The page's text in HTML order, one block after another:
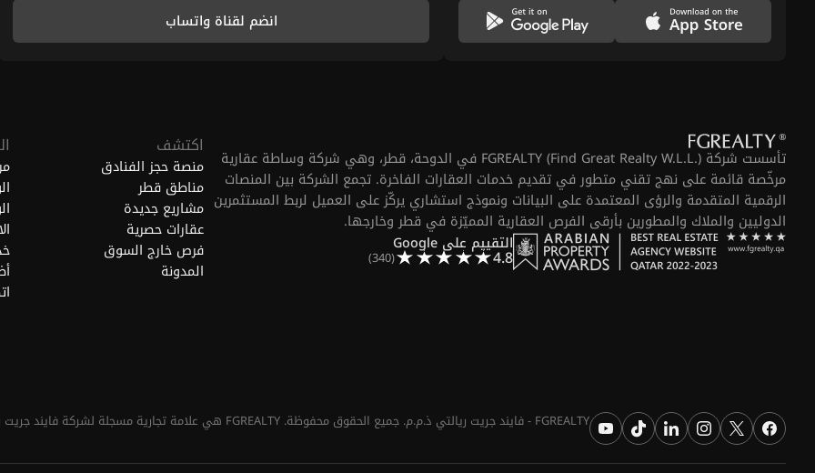
انضم لقناة واتساب
تأسست شركة FGREALTY (Find Great Realty W.L.L.) في الدوحة، قطر، وهي شركة وساطة عقارية
مرخّصة قائمة على نهج تقني متطور في تقديم خدمات العقارات الفاخرة. تجمع الشركة بين المنصات
الرقمية المتقدمة والرؤى المعتمدة على البيانات ونموذج استشاري يركّز على العميل لربط المستثمرين
الدوليين والملاك والمطورين بأرقى الفرص العقارية المميّزة في قطر وخارجها.
التقييم على Google
4.8
(340)
اكتشف
منصة حجز الفنادق
مناطق قطر
مشاريع جديدة
عقارات حصرية
فرص خارج السوق
المدونة
FGREALTY - فايند جريت ريالتي ذ.م.م. جميع الحقوق محفوظة. FGREALTY هي علامة تجارية مسجلة لشركة فايند جريت ريالتي ذ.م.م قطر.